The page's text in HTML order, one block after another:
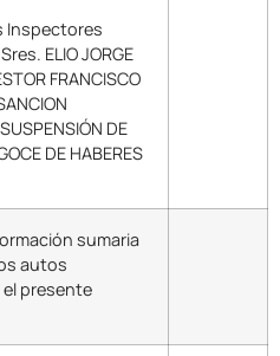
Inspectores
ELIO JORGE
FRANCISCO
DE
DE HABERES
sumaria
autos
presente